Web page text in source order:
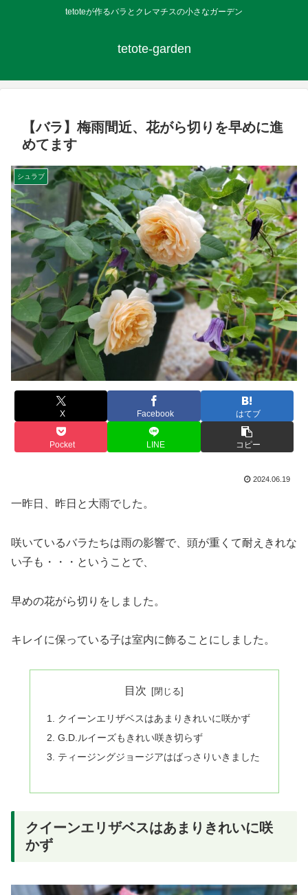
tetoteが作るバラとクレマチスの小さなガーデン
tetote-garden
【バラ】梅雨間近、花がら切りを早めに進
めてます
シュラブ
X Facebook はてブ
Pocket LINE コピー
2024.06.19
一昨日、昨日と大雨でした。
咲いているバラたちは雨の影響で、頭が重くて耐えきれな
い子も・・・ということで、
早めの花がら切りをしました。
キレイに保っている子は室内に飾ることにしました。
目次
クイーンエリザベスはあまりきれいに咲かず
G.D.ルイーズもきれい咲き切らず
ティージングジョージアはばっさりいきました
クイーンエリザベスはあまりきれいに咲
かず